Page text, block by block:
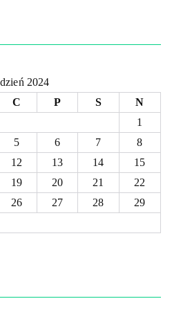
2024
C P S
N
1
5 6 7
8
12 13 14
15
19 20 21
22
26 27 28
29